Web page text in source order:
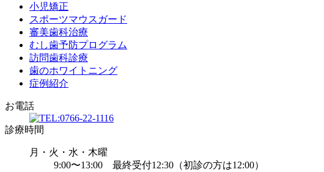
小児矯正
スポーツマウスガード
審美歯科治療
むし歯予防プログラム
訪問歯科診療
歯のホワイトニング
症例紹介
お電話
診療時間
月・火・水・木曜
9:00〜13:00 最終受付12:30（初診の方は12:00）